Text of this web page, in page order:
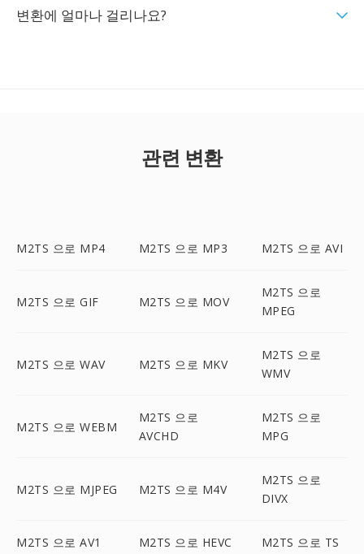
변환에 얼마나 걸리나요?
관련 변환
M2TS 으로 MP4 M2TS 으로 MP3 M2TS 으로 AVI
M2TS 으로 GIF M2TS 으로 MOV
M2TS 으로
MPEG
M2TS 으로 WAV M2TS 으로 MKV
M2TS 으로
WMV
M2TS 으로 WEBM
M2TS 으로
AVCHD
M2TS 으로
MPG
M2TS 으로 MJPEG M2TS 으로 M4V
M2TS 으로
DIVX
M2TS 으로 AV1 M2TS 으로 HEVC M2TS 으로 TS